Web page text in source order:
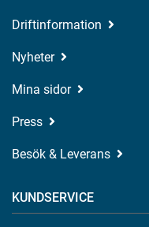
Driftinformation
Nyheter
Mina sidor
Press
Besök & Leverans
KUNDSERVICE